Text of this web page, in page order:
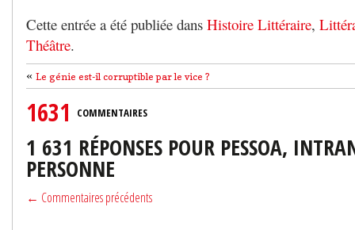
Cette entrée a été publiée dans Histoire Littéraire,
Théâtre.
« Le génie est-il corruptible par le vice ?
1631 COMMENTAIRES
1 631 RÉPONSES POUR PESSOA,
PERSONNE
← Commentaires précédents